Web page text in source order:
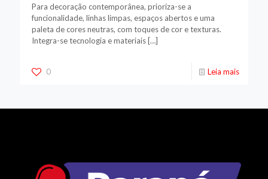
Para decoração contemporânea, prioriza-se a
funcionalidade, linhas limpas, espaços abertos e uma
paleta de cores neutras, com toques de cor e texturas.
Integra-se tecnologia e materiais […]
0 Leia mais